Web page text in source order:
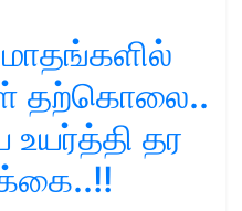
மாதங்களில்
தற்கொலை..
உயர்த்தி தர